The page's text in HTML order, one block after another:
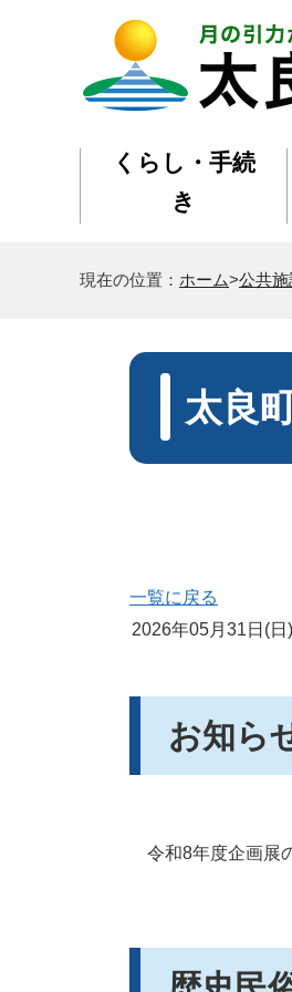
くらし・手続
き
現在の位置： ホーム>公共施
太良
一覧に戻る
2026年05月31日(日)
お知ら
令和8年度企画展